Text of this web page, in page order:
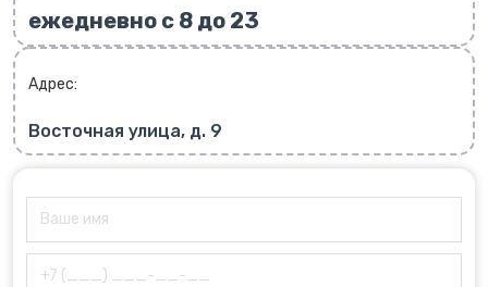
ежедневно с 8 до 23
Адрес:
Восточная улица, д. 9